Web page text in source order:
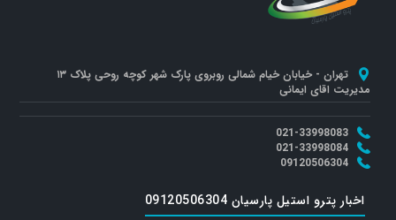
تهران - خیابان خیام شمالی روبروی پارک شهر کوچه روحی پلاک ۱۳
مدیریت اقای ایمانی
021-33998083
021-33998084
09120506304
اخبار پترو استیل پارسیان 09120506304